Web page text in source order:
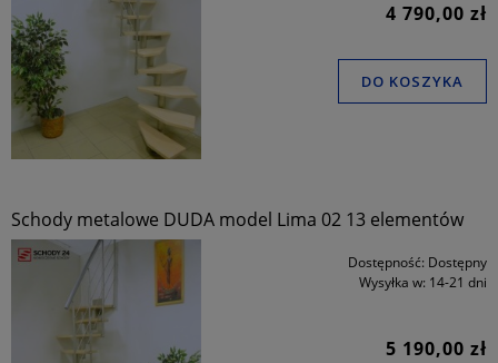
4 790,00 zł
DO KOSZYKA
Schody metalowe DUDA model Lima 02 13 elementów
Dostępność: Dostępny
Wysyłka w: 14-21 dni
5 190,00 zł